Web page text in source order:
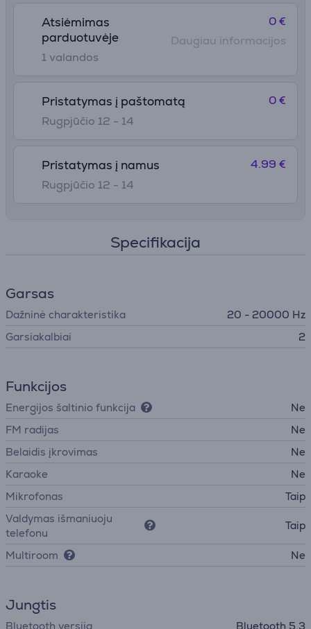
Atsiėmimas
parduotuvėje
1 valandos
0 €
Daugiau informacijos
Pristatymas į paštomatą
Rugpjūčio 12 - 14
0 €
Pristatymas į namus
Rugpjūčio 12 - 14
4.99 €
Specifikacija
Garsas
Dažninė charakteristika
20 - 20000 Hz
Garsiakalbiai
2
Funkcijos
Energijos šaltinio funkcija
Ne
FM radijas
Ne
Belaidis įkrovimas
Ne
Karaoke
Ne
Mikrofonas
Taip
Valdymas išmaniuoju
telefonu
Taip
Multiroom Ne
Jungtis
Bluetooth versija Bluetooth 5.3